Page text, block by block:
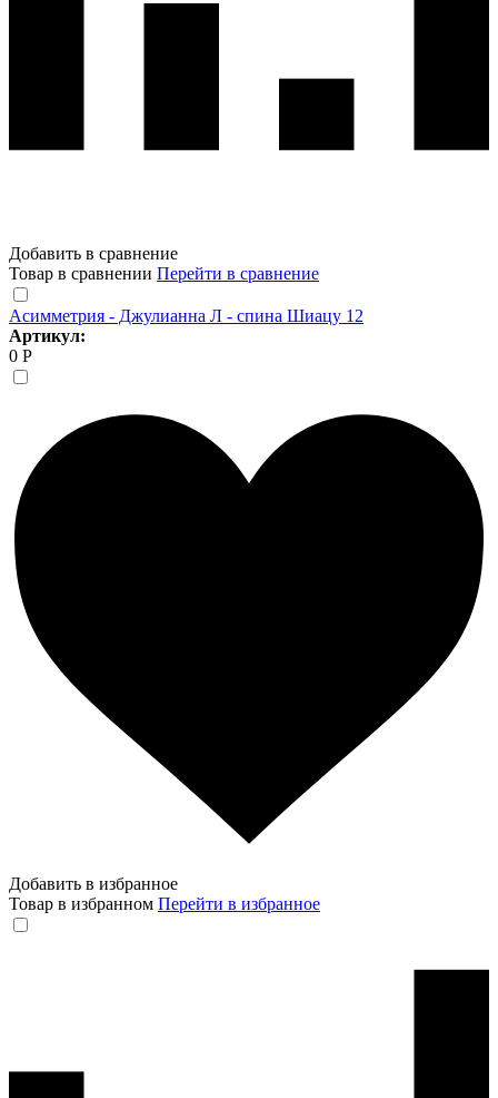
Добавить в сравнение
Товар в сравнении Перейти в сравнение
Асимметрия - Джулианна Л - спина Шиацу 12
Артикул:
0 Р
Добавить в избранное
Товар в избранном Перейти в избранное